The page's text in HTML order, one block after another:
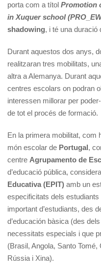
porta com a títol Promotion
in Xuquer school
shadowing, i té una duració
Durant aquestos dos anys,
realitzaran tres mobilitats,
altra a Alemanya. Durant
centres escolars on podran
interessen millorar per
de tot el procés de formació.
En la primera mobilitat, com
món escolar de Portugal,
centre Agrupamento de
d’educació pública,
Educativa (EPIT) amb un
especificitats dels
important d’estudiants, des
d’educación bàsica (des
necessitats especials i que
(Brasil, Angola, Santo
Rússia i Xina).